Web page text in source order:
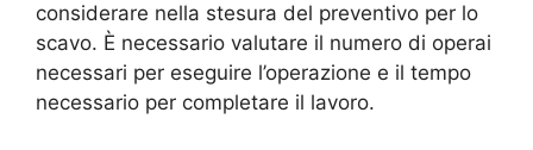
considerare nella stesura del preventivo per lo
scavo. È necessario valutare il numero di operai
necessari per eseguire l’operazione e il tempo
necessario per completare il lavoro.